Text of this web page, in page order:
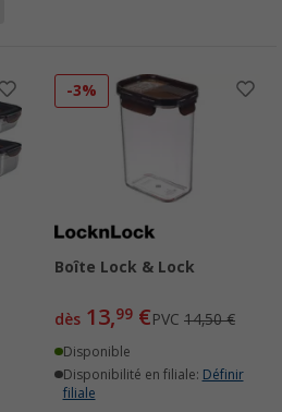
-3%
Boîte Lock & Lock
dès 13,99 €PVC 14,50 €
Disponible
Disponibilité en filiale: Définir
filiale